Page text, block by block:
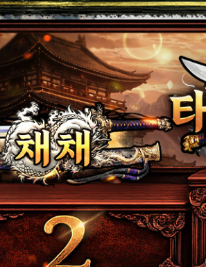
이벤트
공지 [D-
서버오픈 [공지]
버 S109 오픈